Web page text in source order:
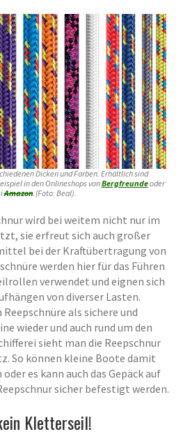
Dicken und Farben. Erhältlich sind
in den Onlineshops vonBergfreundeoder
Amazon.(Foto: Beal).
wird bei weitem nicht nur im
sie erfreut sich auch großer
bei der Kraftübertragung von
werden hier für das Führen
verwendet und eignen sich
von diverser Lasten.
als sichere und
wieder und auch rund um den
sieht man die Reepschnur
So können kleine Boote damit
es kann auch das Gepäck auf
sicher befestigt werden.
Kletterseil!